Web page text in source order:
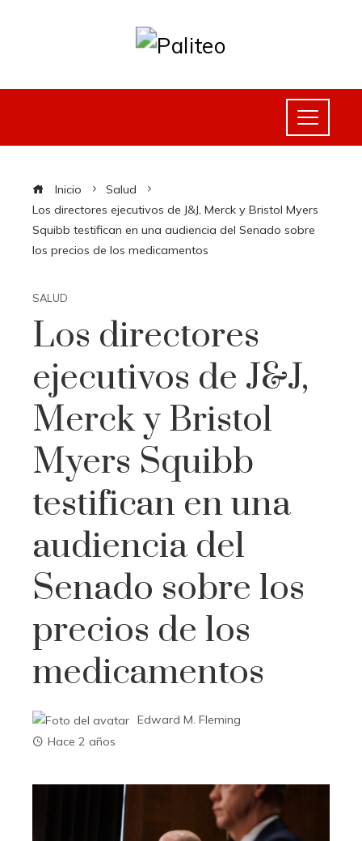
Inicio
Salud
Los directores ejecutivos de J&J, Merck y Bristol Myers
Squibb testifican en una audiencia del Senado sobre
los precios de los medicamentos
SALUD
Los directores
ejecutivos de J&J,
Merck y Bristol
Myers Squibb
testifican en una
audiencia del
Senado sobre los
precios de los
medicamentos
Edward M. Fleming
Hace 2 años